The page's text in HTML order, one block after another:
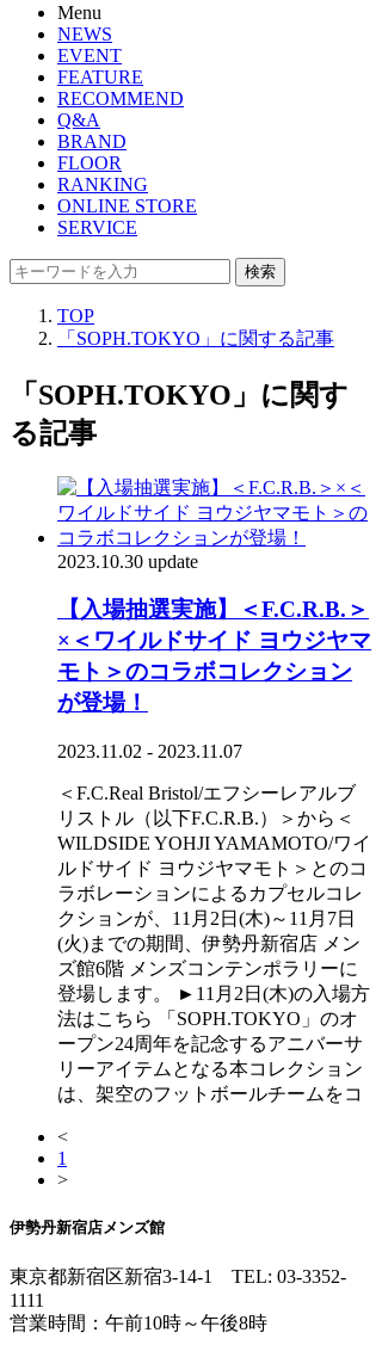
Menu
NEWS
EVENT
FEATURE
RECOMMEND
Q&A
BRAND
FLOOR
RANKING
ONLINE STORE
SERVICE
検索
TOP
「SOPH.TOKYO」に関する記事
「SOPH.TOKYO」に関す
る記事
2023.10.30 update
【入場抽選実施】＜F.C.R.B.＞
×＜ワイルドサイド ヨウジヤマ
モト＞のコラボコレクション
が登場！
2023.11.02 - 2023.11.07
＜F.C.Real Bristol/エフシーレアルブ
リストル（以下F.C.R.B.）＞から＜
WILDSIDE YOHJI YAMAMOTO/ワイ
ルドサイド ヨウジヤマモト＞とのコ
ラボレーションによるカプセルコレ
クションが、11月2日(木)～11月7日
(火)までの期間、伊勢丹新宿店 メン
ズ館6階 メンズコンテンポラリーに
登場します。 ►11月2日(木)の入場方
法はこちら 「SOPH.TOKYO」のオ
ープン24周年を記念するアニバーサ
リーアイテムとなる本コレクション
は、架空のフットボールチームをコ
<
1
>
伊勢丹新宿店メンズ館
東京都新宿区新宿3-14-1 TEL: 03-3352-
1111
営業時間：午前10時～午後8時